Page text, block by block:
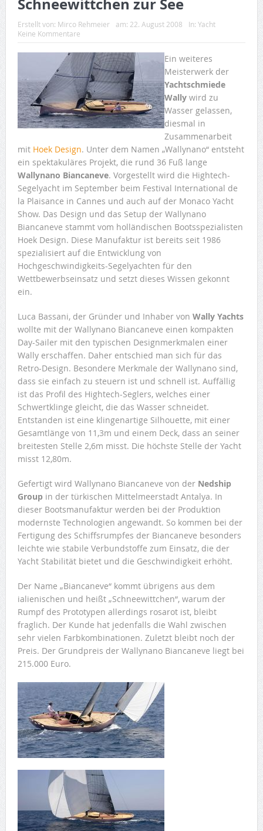
Schneewittchen zur See
Erstellt von: Mirco Rehmeier am: 22. August 2008 In: Yacht
Keine Kommentare
Ein weiteres
Meisterwerk der
Yachtschmiede
Wallywird zu
Wasser gelassen,
diesmal in
Zusammenarbeit
mit Hoek Design. Unter dem Namen „Wallynano“ entsteht
ein spektakuläres Projekt, die rund 36 Fuß lange
Wallynano Biancaneve. Vorgestellt wird die Hightech-
Segelyacht im September beim Festival International de
la Plaisance in Cannes und auch auf der Monaco Yacht
Show. Das Design und das Setup der Wallynano
Biancaneve stammt vom holländischen Bootsspezialisten
Hoek Design. Diese Manufaktur ist bereits seit 1986
spezialisiert auf die Entwicklung von
Hochgeschwindigkeits-Segelyachten für den
Wettbewerbseinsatz und setzt dieses Wissen gekonnt
ein.
Luca Bassani, der Gründer und Inhaber von Wally Yachts
wollte mit der Wallynano Biancaneve einen kompakten
Day-Sailer mit den typischen Designmerkmalen einer
Wally erschaffen. Daher entschied man sich für das
Retro-Design. Besondere Merkmale der Wallynano sind,
dass sie einfach zu steuern ist und schnell ist. Auffällig
ist das Profil des Hightech-Seglers, welches einer
Schwertklinge gleicht, die das Wasser schneidet.
Entstanden ist eine klingenartige Silhouette, mit einer
Gesamtlänge von 11,3m und einem Deck, dass an seiner
breitesten Stelle 2,6m misst. Die höchste Stelle der Yacht
misst 12,80m.
Gefertigt wird Wallynano Biancaneve von der Nedship
Group in der türkischen Mittelmeerstadt Antalya. In
dieser Bootsmanufaktur werden bei der Produktion
modernste Technologien angewandt. So kommen bei der
Fertigung des Schiffsrumpfes der Biancaneve besonders
leichte wie stabile Verbundstoffe zum Einsatz, die der
Yacht Stabilität bietet und die Geschwindigkeit erhöht.
Der Name „Biancaneve“ kommt übrigens aus dem
ialienischen und heißt „Schneewittchen“, warum der
Rumpf des Prototypen allerdings rosarot ist, bleibt
fraglich. Der Kunde hat jedenfalls die Wahl zwischen
sehr vielen Farbkombinationen. Zuletzt bleibt noch der
Preis. Der Grundpreis der Wallynano Biancaneve liegt bei
215.000 Euro.